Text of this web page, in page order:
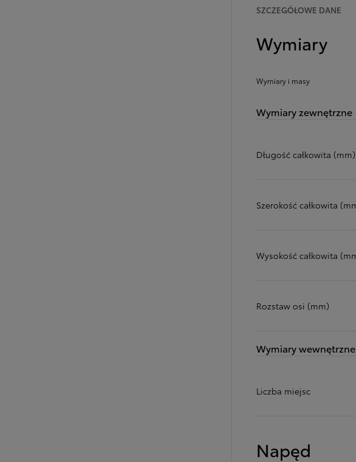
SZCZEGÓŁOWE DANE
Wymiary
Wymiary i masy
Wymiary zewnętrzne
Długość całkowita (mm)
Szerokość całkowita
Wysokość całkowita
Rozstaw osi (mm)
Wymiary wewnętrzne
Liczba miejsc
Napęd